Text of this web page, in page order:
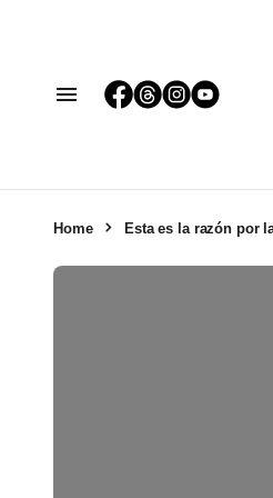
Home Esta es la razón por